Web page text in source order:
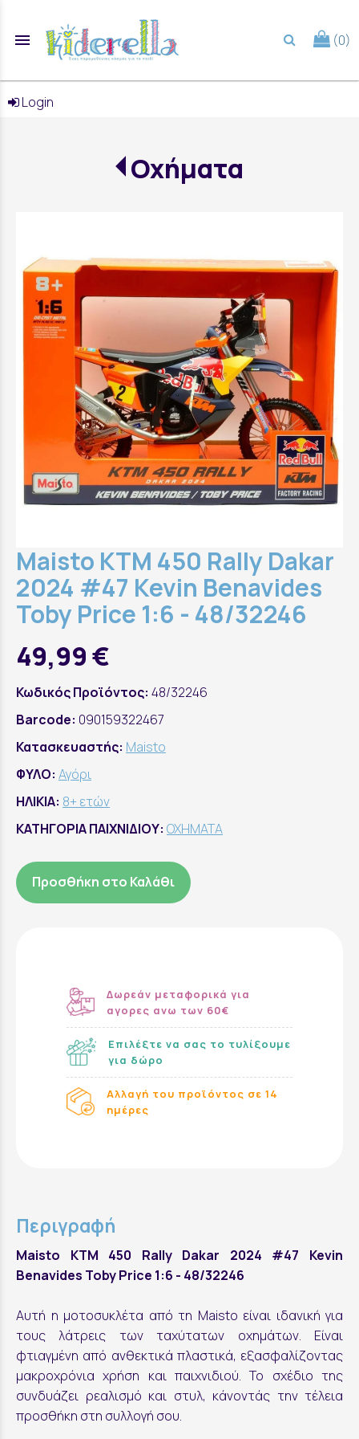
menu (0)
Login
Οχήματα
Maisto KTM 450 Rally Dakar
2024 #47 Kevin Benavides
Toby Price 1:6 - 48/32246
49,99 €
Κωδικός Προϊόντος: 48/32246
Barcode: 090159322467
Κατασκευαστής: Maisto
ΦΥΛΟ: Αγόρι
ΗΛΙΚΙΑ: 8+ ετών
ΚΑΤΗΓΟΡΙΑ ΠΑΙΧΝΙΔΙΟΥ: ΟΧΗΜΑΤΑ
Προσθήκη στο Καλάθι
Δωρεάν μεταφορικά για
αγορες ανω των 60€
Επιλέξτε να σας το τυλίξουμε
για δώρο
Αλλαγή του προϊόντος σε 14
ημέρες
Περιγραφή
Maisto KTM 450 Rally Dakar 2024 #47 Kevin
Benavides Toby Price 1:6 - 48/32246
Αυτή η μοτοσυκλέτα από τη Maisto είναι ιδανική για
τους λάτρεις των ταχύτατων οχημάτων. Είναι
φτιαγμένη από ανθεκτικά πλαστικά, εξασφαλίζοντας
μακροχρόνια χρήση και παιχνιδιού. Το σχέδιο της
συνδυάζει ρεαλισμό και στυλ, κάνοντάς την τέλεια
προσθήκη στη συλλογή σου.